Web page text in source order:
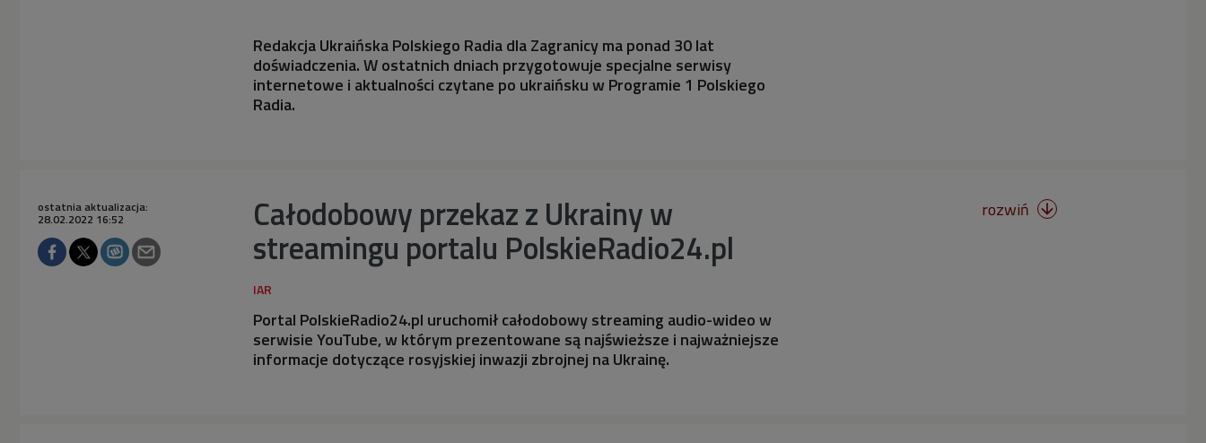
Redakcja Ukraińska Polskiego Radia dla Zagranicy ma ponad 30 lat
doświadczenia. W ostatnich dniach przygotowuje specjalne serwisy
internetowe i aktualności czytane po ukraińsku w Programie 1 Polskiego
Radia.
Całodobowy przekaz z Ukrainy w
streamingu portalu PolskieRadio24.pl
ostatnia aktualizacja:
28.02.2022 16:52
Portal PolskieRadio24.pl uruchomił całodobowy streaming audio-wideo w
serwisie YouTube, w którym prezentowane są najświeższe i najważniejsze
informacje dotyczące rosyjskiej inwazji zbrojnej na Ukrainę.
rozwiń 